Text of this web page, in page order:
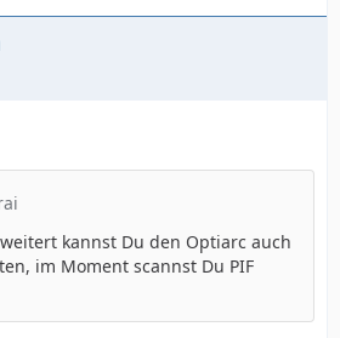
kannst Du den Optiarc auch
im Moment scannst Du PIF